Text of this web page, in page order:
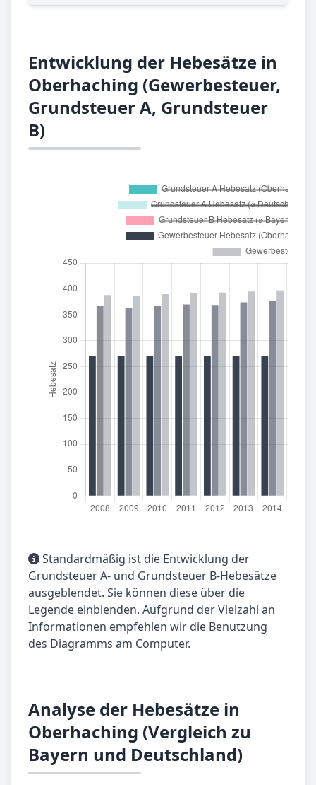
Entwicklung der Hebesätze in
Oberhaching (Gewerbesteuer,
Grundsteuer A, Grundsteuer
B)
Standardmäßig ist die Entwicklung der
Grundsteuer A- und Grundsteuer B-Hebesätze
ausgeblendet. Sie können diese über die
Legende einblenden. Aufgrund der Vielzahl an
Informationen empfehlen wir die Benutzung
des Diagramms am Computer.
Analyse der Hebesätze in
Oberhaching (Vergleich zu
Bayern und Deutschland)